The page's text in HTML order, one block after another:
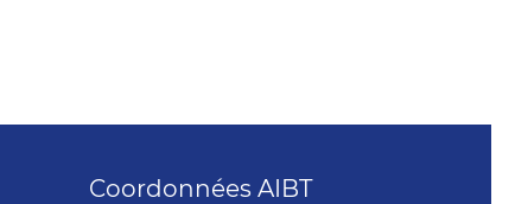
Coordonnées AIBT